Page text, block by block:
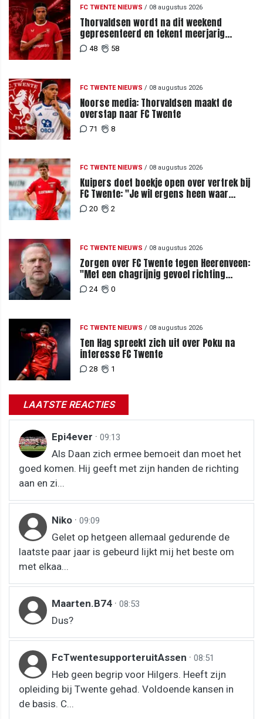
FC TWENTE NIEUWS / 08 augustus 2026
Thorvaldsen wordt na dit weekend
gepresenteerd en tekent meerjarig
contract bij FC Twente
48 58
FC TWENTE NIEUWS / 08 augustus 2026
Noorse media: Thorvaldsen maakt de
overstap naar FC Twente
71 8
FC TWENTE NIEUWS / 08 augustus 2026
Kuipers doet boekje open over vertrek bij
FC Twente: "Je wil ergens heen waar
mensen je waarderen"
20 2
FC TWENTE NIEUWS / 08 augustus 2026
Zorgen over FC Twente tegen Heerenveen:
"Met een chagrijnig gevoel richting
Slowakije"
24 0
FC TWENTE NIEUWS / 08 augustus 2026
Ten Hag spreekt zich uit over Poku na
interesse FC Twente
28 1
LAATSTE REACTIES
Epi4ever · 09:13
Als Daan zich ermee bemoeit dan moet het
goed komen. Hij geeft met zijn handen de richting
aan en zi...
Niko · 09:09
Gelet op hetgeen allemaal gedurende de
laatste paar jaar is gebeurd lijkt mij het beste om
met elkaa...
Maarten.B74 · 08:53
Dus?
FcTwentesupporteruitAssen · 08:51
Heb geen begrip voor Hilgers. Heeft zijn
opleiding bij Twente gehad. Voldoende kansen in
de basis. C...